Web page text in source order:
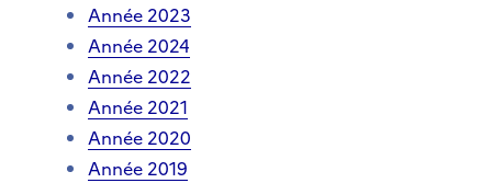
Année 2023
Année 2024
Année 2022
Année 2021
Année 2020
Année 2019